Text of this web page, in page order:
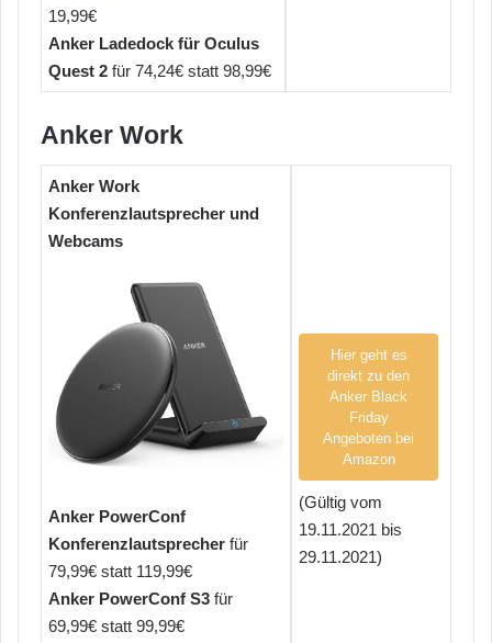
19,99€
Anker Ladedock für Oculus
Quest 2 für 74,24€ statt 98,99€
Anker Work
Anker Work
Konferenzlautsprecher und
Webcams
Anker PowerConf
Konferenzlautsprecher für
79,99€ statt 119,99€
Anker PowerConf S3 für
69,99€ statt 99,99€
Hier geht es
direkt zu den
Anker Black
Friday
Angeboten bei
Amazon
(Gültig vom
19.11.2021 bis
29.11.2021)